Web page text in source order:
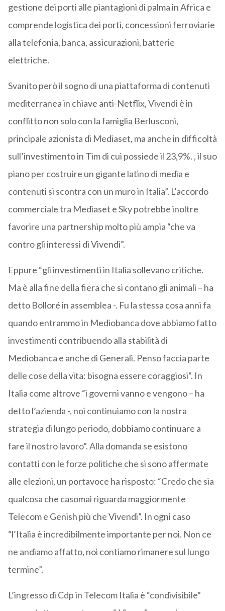
gestione dei porti alle piantagioni di palma in Africa e
comprende logistica dei porti, concessioni ferroviarie
alla telefonia, banca, assicurazioni, batterie
elettriche.
Svanito però il sogno di una piattaforma di contenuti
mediterranea in chiave anti-Netflix, Vivendi è in
conflitto non solo con la famiglia Berlusconi,
principale azionista di Mediaset, ma anche in difficoltà
sull’investimento in Tim di cui possiede il 23,9%. , il suo
piano per costruire un gigante latino di media e
contenuti si scontra con un muro in Italia”. L’accordo
commerciale tra Mediaset e Sky potrebbe inoltre
favorire una partnership molto più ampia “che va
contro gli interessi di Vivendi”.
Eppure “gli investimenti in Italia sollevano critiche.
Ma è alla fine della fiera che si contano gli animali – ha
detto Bolloré in assemblea -. Fu la stessa cosa anni fa
quando entrammo in Mediobanca dove abbiamo fatto
investimenti contribuendo alla stabilità di
Mediobanca e anche di Generali. Penso faccia parte
delle cose della vita: bisogna essere coraggiosi”. In
Italia come altrove “i governi vanno e vengono – ha
detto l’azienda -, noi continuiamo con la nostra
strategia di lungo periodo, dobbiamo continuare a
fare il nostro lavoro”. Alla domanda se esistono
contatti con le forze politiche che si sono affermate
alle elezioni, un portavoce ha risposto: “Credo che sia
qualcosa che casomai riguarda maggiormente
Telecom e Genish più che Vivendi”. In ogni caso
“l’Italia è incredibilmente importante per noi. Non ce
ne andiamo affatto, noi contiamo rimanere sul lungo
termine”.
L’ingresso di Cdp in Telecom Italia è “condivisibile”